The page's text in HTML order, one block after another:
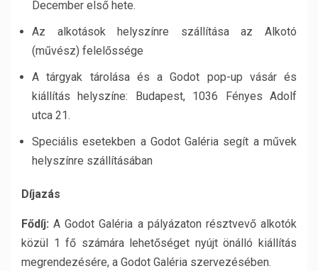
December első hete.
Az alkotások helyszínre szállítása az Alkotó
(művész) felelőssége
A tárgyak tárolása és a Godot pop-up vásár és
kiállítás helyszíne: Budapest, 1036 Fényes Adolf
utca 21.
Speciális esetekben a Godot Galéria segít a művek
helyszínre szállításában
Díjazás
Fődíj: A Godot Galéria a pályázaton résztvevő alkotók
közül 1 fő számára lehetőséget nyújt önálló kiállítás
megrendezésére, a Godot Galéria szervezésében.